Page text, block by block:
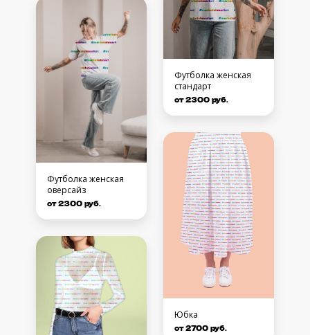
Футболка женская
оверсайз
от 2300 руб.
Футболка женская
стандарт
от 2300 руб.
Юбка
от 2700 руб.